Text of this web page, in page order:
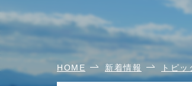
HOME 新着情報 トピッ